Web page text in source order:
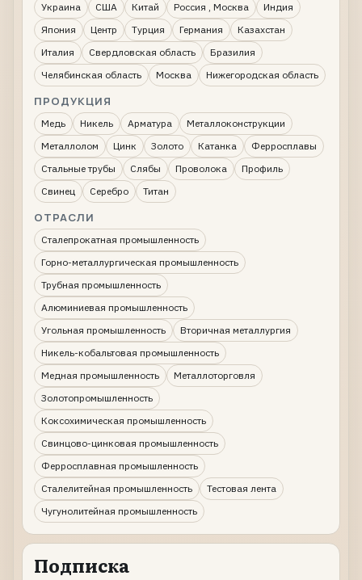
Украина США Китай Россия , Москва
Индия
Япония
Центр Турция Германия
Казахстан
Италия
Свердловская область
Бразилия
Челябинская область
Москва Нижегородская область
ПРОДУКЦИЯ
Медь Никель Арматура
Металлоконструкции
Металлолом
Цинк Золото Катанка
Ферросплавы
Стальные трубы
Слябы Проволока
Профиль
Свинец
Серебро Титан
ОТРАСЛИ
Сталепрокатная промышленность
Горно-металлургическая промышленность
Трубная промышленность
Алюминиевая промышленность
Угольная промышленность
Вторичная металлургия
Никель-кобальтовая промышленность
Медная промышленность
Металлоторговля
Золотопромышленность
Коксохимическая промышленность
Свинцово-цинковая промышленность
Ферросплавная промышленность
Сталелитейная промышленность
Тестовая лента
Чугунолитейная промышленность
Подписка